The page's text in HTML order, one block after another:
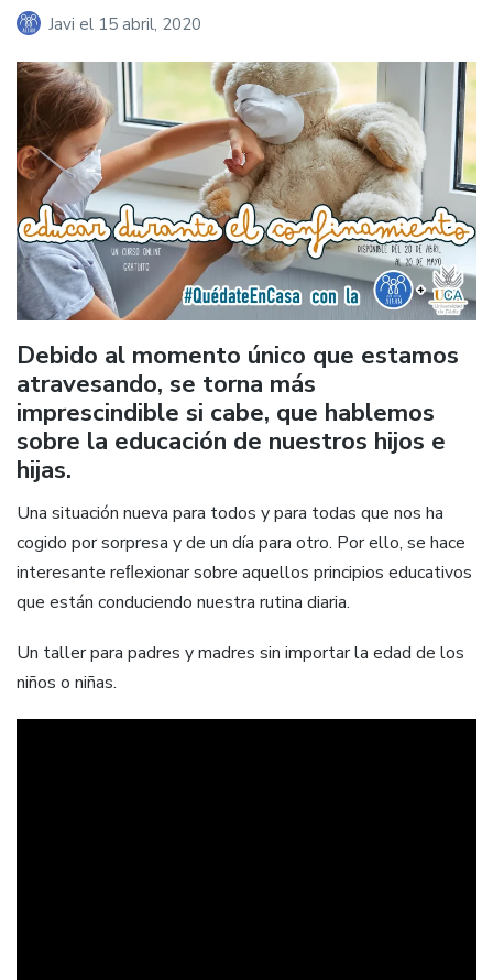
Javi el 15 abril, 2020
Debido al momento único que estamos
atravesando, se torna más
imprescindible si cabe, que hablemos
sobre la educación de nuestros hijos e
hijas.
Una situación nueva para todos y para todas que nos ha
cogido por sorpresa y de un día para otro. Por ello, se hace
interesante reﬂexionar sobre aquellos principios educativos
que están conduciendo nuestra rutina diaria.
Un taller para padres y madres sin importar la edad de los
niños o niñas.